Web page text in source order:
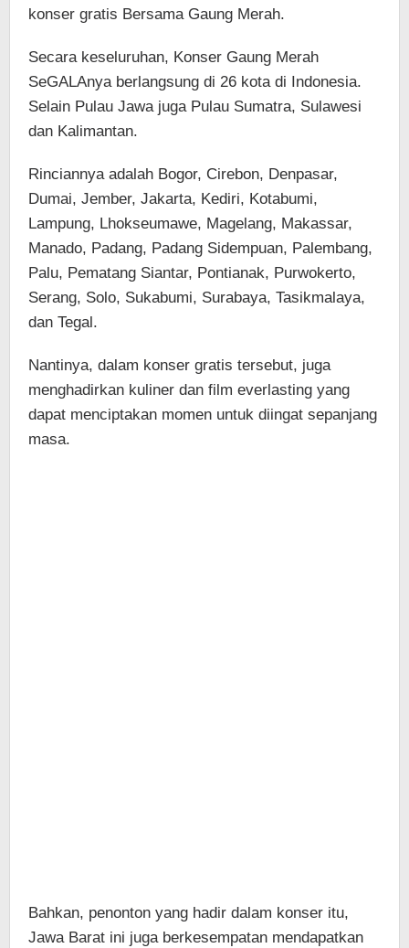
konser gratis Bersama Gaung Merah.
Secara keseluruhan, Konser Gaung Merah
SeGALAnya berlangsung di 26 kota di Indonesia.
Selain Pulau Jawa juga Pulau Sumatra, Sulawesi
dan Kalimantan.
Rinciannya adalah Bogor, Cirebon, Denpasar,
Dumai, Jember, Jakarta, Kediri, Kotabumi,
Lampung, Lhokseumawe, Magelang, Makassar,
Manado, Padang, Padang Sidempuan, Palembang,
Palu, Pematang Siantar, Pontianak, Purwokerto,
Serang, Solo, Sukabumi, Surabaya, Tasikmalaya,
dan Tegal.
Nantinya, dalam konser gratis tersebut, juga
menghadirkan kuliner dan film everlasting yang
dapat menciptakan momen untuk diingat sepanjang
masa.
Bahkan, penonton yang hadir dalam konser itu,
Jawa Barat ini juga berkesempatan mendapatkan